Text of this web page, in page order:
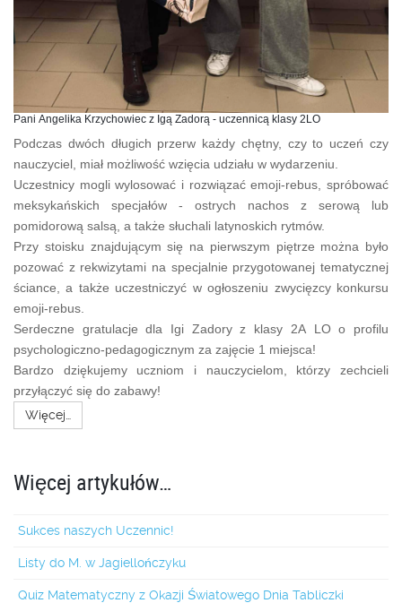
Pani Angelika Krzychowiec z Igą Zadorą - uczennicą klasy 2LO
Podczas dwóch długich przerw każdy chętny, czy to uczeń czy
nauczyciel, miał możliwość wzięcia udziału w wydarzeniu.
Uczestnicy mogli wylosować i rozwiązać emoji-rebus, spróbować
meksykańskich specjałów - ostrych nachos z serową lub
pomidorową salsą, a także słuchali latynoskich rytmów.
Przy stoisku znajdującym się na pierwszym piętrze można było
pozować z rekwizytami na specjalnie przygotowanej tematycznej
ściance, a także uczestniczyć w ogłoszeniu zwycięzcy konkursu
emoji-rebus.
Serdeczne gratulacje dla Igi Zadory z klasy 2A LO o profilu
psychologiczno-pedagogicznym za zajęcie 1 miejsca!
Bardzo dziękujemy uczniom i nauczycielom, którzy zechcieli
przyłączyć się do zabawy!
Więcej…
Więcej artykułów…
Sukces naszych Uczennic!
Listy do M. w Jagiellończyku
Quiz Matematyczny z Okazji Światowego Dnia Tabliczki